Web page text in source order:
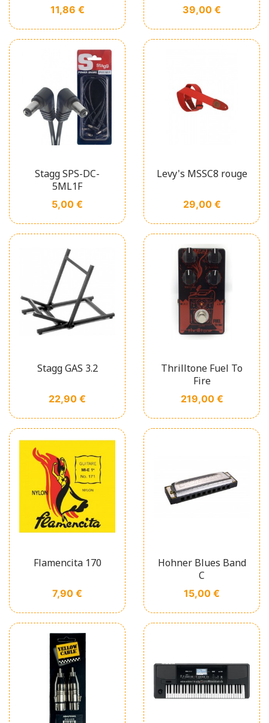
Prix
11,86 € Prix
39,00 €
Stagg SPS-DC-
5ML1F
Prix
5,00 €
Levy's MSSC8 rouge
Prix
29,00 €
Stagg GAS 3.2
Prix
22,90 €
Thrilltone Fuel To
Fire
Prix
219,00 €
Flamencita 170
Prix
7,90 €
Hohner Blues Band
C
Prix
15,00 €